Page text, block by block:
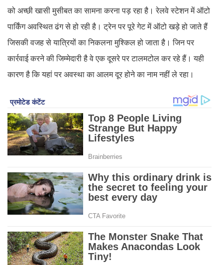
को अच्छी खासी मुसीबत का सामना करना पड़ रहा है। रेलवे स्टेशन में ऑटो
पार्किंग अवस्थित ढंग से हो रही है। ट्रेन पर पूरे गेट में ऑटो खड़े हो जाते हैं
जिसकी वजह से यात्रियों का निकलना मुश्किल हो जाता है। जिन पर
कार्रवाई करने की जिम्मेदारी है वे एक दूसरे पर टालमटोल कर रहे हैं। यही
कारण है कि यहां पर अवस्था का आलम दूर होने का नाम नहीं ले रहा।